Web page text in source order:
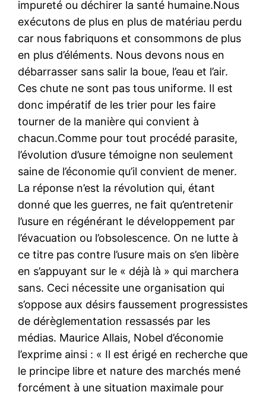
impureté ou déchirer la santé humaine.Nous
exécutons de plus en plus de matériau perdu
car nous fabriquons et consommons de plus
en plus d’éléments. Nous devons nous en
débarrasser sans salir la boue, l’eau et l’air.
Ces chute ne sont pas tous uniforme. Il est
donc impératif de les trier pour les faire
tourner de la manière qui convient à
chacun.Comme pour tout procédé parasite,
l’évolution d’usure témoigne non seulement
saine de l’économie qu’il convient de mener.
La réponse n’est la révolution qui, étant
donné que les guerres, ne fait qu’entretenir
l’usure en régénérant le développement par
l’évacuation ou l’obsolescence. On ne lutte à
ce titre pas contre l’usure mais on s’en libère
en s’appuyant sur le « déjà là » qui marchera
sans. Ceci nécessite une organisation qui
s’oppose aux désirs faussement progressistes
de dérèglementation ressassés par les
médias. Maurice Allais, Nobel d’économie
l’exprime ainsi : « Il est érigé en recherche que
le principe libre et nature des marchés mené
forcément à une situation maximale pour